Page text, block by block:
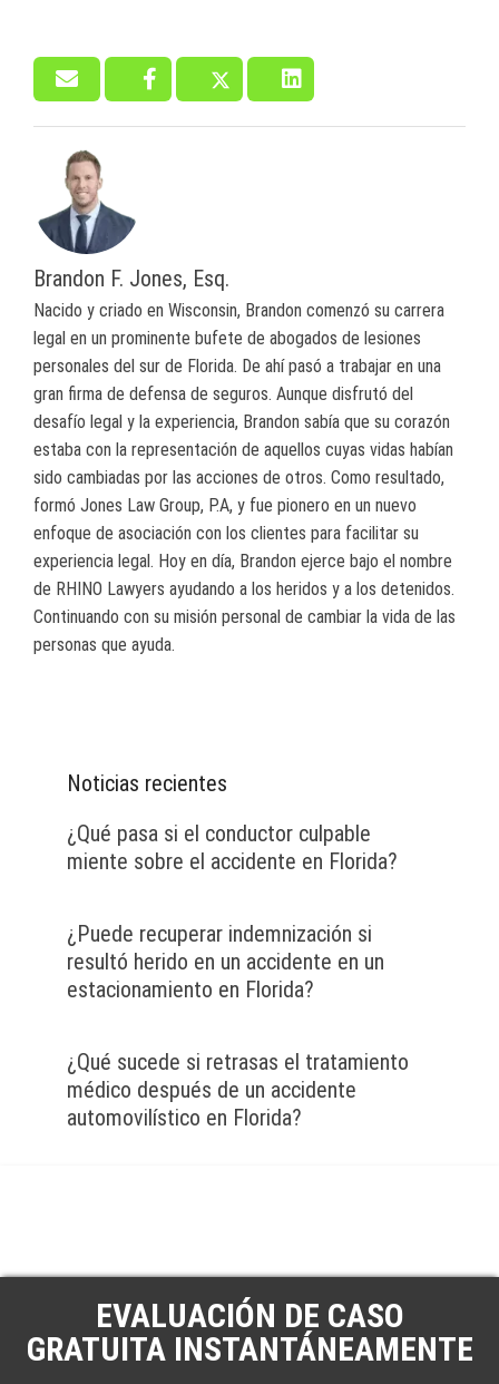
Brandon F. Jones, Esq.
Nacido y criado en Wisconsin, Brandon comenzó su carrera
legal en un prominente bufete de abogados de lesiones
personales del sur de Florida. De ahí pasó a trabajar en una
gran firma de defensa de seguros. Aunque disfrutó del
desafío legal y la experiencia, Brandon sabía que su corazón
estaba con la representación de aquellos cuyas vidas habían
sido cambiadas por las acciones de otros. Como resultado,
formó Jones Law Group, P.A, y fue pionero en un nuevo
enfoque de asociación con los clientes para facilitar su
experiencia legal. Hoy en día, Brandon ejerce bajo el nombre
de RHINO Lawyers ayudando a los heridos y a los detenidos.
Continuando con su misión personal de cambiar la vida de las
personas que ayuda.
Noticias recientes
¿Qué pasa si el conductor culpable
miente sobre el accidente en Florida?
¿Puede recuperar indemnización si
resultó herido en un accidente en un
estacionamiento en Florida?
¿Qué sucede si retrasas el tratamiento
médico después de un accidente
automovilístico en Florida?
EVALUACIÓN DE CASO
GRATUITA INSTANTÁNEAMENTE